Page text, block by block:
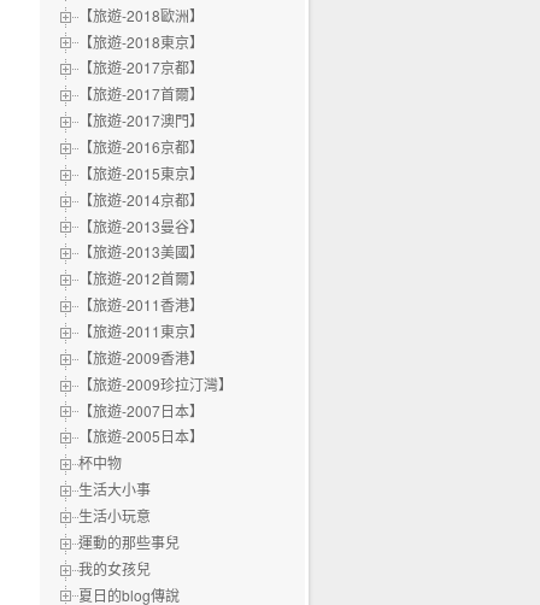
【旅遊-2018歐洲】
【旅遊-2018東京】
【旅遊-2017京都】
【旅遊-2017首爾】
【旅遊-2017澳門】
【旅遊-2016京都】
【旅遊-2015東京】
【旅遊-2014京都】
【旅遊-2013曼谷】
【旅遊-2013美國】
【旅遊-2012首爾】
【旅遊-2011香港】
【旅遊-2011東京】
【旅遊-2009香港】
【旅遊-2009珍拉汀灣】
【旅遊-2007日本】
【旅遊-2005日本】
杯中物
生活大小事
生活小玩意
運動的那些事兒
我的女孩兒
夏日的blog傳說